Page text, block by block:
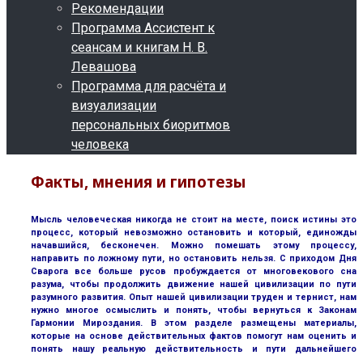
Рекомендации
Программа Ассистент к
сеансам и книгам Н. В.
Левашова
Программа для расчёта и
визуализации
персональных биоритмов
человека
Факты, мнения и гипотезы
Мысль человеческая никогда не стоит на месте, поиск истины это
процесс, который невозможно остановить и который, единожды
начавшийся, бесконечен. Можно помешать этому процессу,
направить по ложному пути, но остановить нельзя. С приходом Дня
Сварога все больше русов пробуждается от многовекового сна
разума, чтобы продолжить движение нашей цивилизации по пути
разумного развития. Опыт нашей цивилизации труден и тернист, нам
нужно многое осмыслить и понять, чтобы вернуться к Законам
Гармонии Мироздания. В этом разделе размещены материалы,
которые на основе действительных фактов помогут нам оценить и
понять нашу реальную действительность и пути дальнейшего